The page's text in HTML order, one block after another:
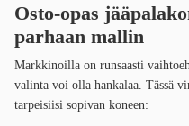
Osto-opas
parhaan mallin
Markkinoilla on runsaasti
valinta voi olla hankalaa. Tässä
tarpeisiisi sopivan koneen: